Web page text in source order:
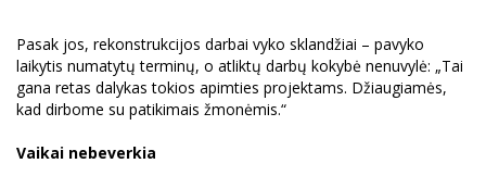
Pasak jos, rekonstrukcijos darbai vyko sklandžiai – pavyko
laikytis numatytų terminų, o atliktų darbų kokybė nenuvylė: „Tai
gana retas dalykas tokios apimties projektams. Džiaugiamės,
kad dirbome su patikimais žmonėmis.“
Vaikai nebeverkia